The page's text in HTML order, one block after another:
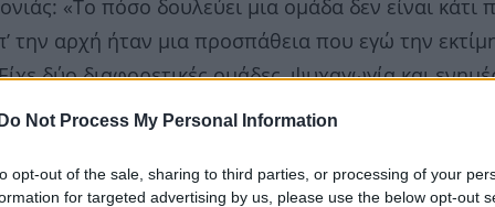
Do Not Process My Personal Information
opt-out of the sale, sharing to third parties, or processing of your
for targeted advertising by us, please use the below opt-out
«Το πόσο δουλεύει μια ομάδα δεν είναι κάτι
την αρχή ήταν μια προσπάθεια που εγώ την
δύο διαφορετικές ομάδες, ψυχαγωγία και
κάμερες, αλλά πίσω από τις κάμερες έχουμε
και η θεματολογία, δεν μπορεί να
πιο άρτια η δουλειά. Μπροστά από τις κάμερες